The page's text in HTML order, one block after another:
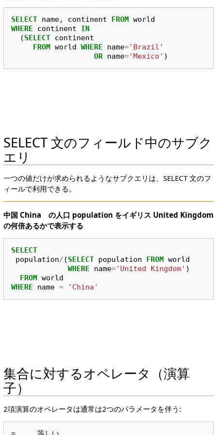
SELECT name, continent FROM world
WHERE
continent
IN
(SELECT continent
FROM world WHERE name='Brazil'
OR name='Mexico' )
SELECT 文のフィールド中のサブク
エリ
一つの値だけが求められるようなサブクエリは、SELECT 文のフ
ィールで利用できる。
中国 China の人口 population をイギリス United Kingdom
の何倍あるかで表示する
SELECT
population/ (SELECT population FROM world
WHERE
name='United Kingdom' )
FROM world
WHERE
name = 'China'
集合に対するオペレータ（演算
子）
2項演算のオペレータは通常は2つのパラメータを伴う: